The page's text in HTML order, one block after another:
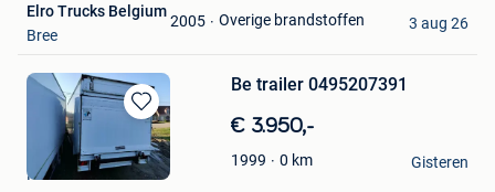
Favorieten2005 Overige brandstoffen
Elro Trucks Belgium
Bree
3 aug 26
Bewaren
in
Mijn
Favorieten
Be trailer 0495207391
€ 3.950,-
1999 0 km
Philip
Hasselt
Gisteren